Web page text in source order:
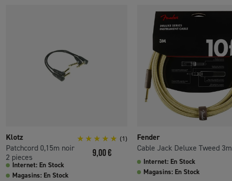
Klotz
Patchcord 0,15m noir
2 pieces
(1)
Prix
9,00 €
Internet: En Stock
Magasins: En Stock
Fender
Cable Jack Deluxe Tweed 3m
Internet: En Stock
Magasins: En Stock